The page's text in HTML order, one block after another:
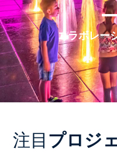
コラボレー
注目 プロジ